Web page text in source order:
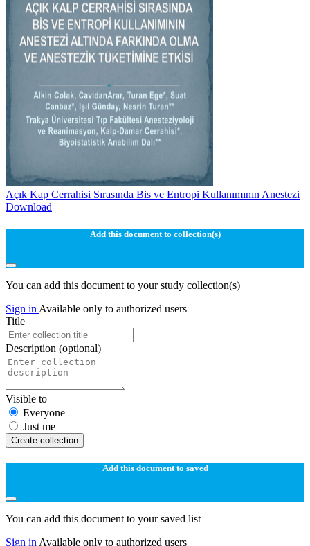
Açık Kap Cerrahisi Sırasında Bis ve Entropi Kullanımının Anestezi
Download
Add this document to collection(s)
You can add this document to your study collection(s)
Sign in Available only to authorized users
Title
Description (optional)
Visible to
Everyone
Just me
Create collection
Add this document to saved
You can add this document to your saved list
Sign in Available only to authorized users